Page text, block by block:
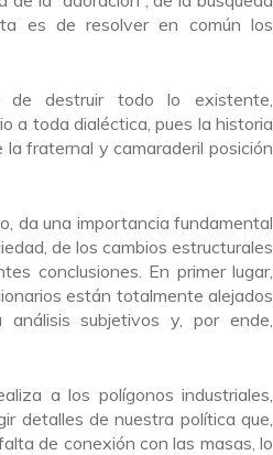
es de resolver en común los
de destruir todo lo existente,
a toda dialéctica, pues la historia
fraternal y camaraderil posición
da una importancia fundamental
de los cambios estructurales
conclusiones. En primer lugar,
están totalmente alejados
subjetivos y, por ende,
a los polígonos industriales,
detalles de nuestra política que,
de conexión con las masas, lo